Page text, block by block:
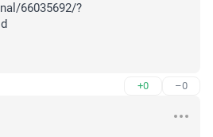
66035692/?
+0 –0